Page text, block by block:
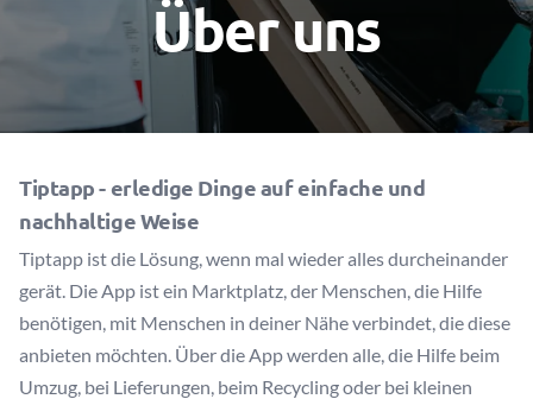
Über uns
Tiptapp - erledige Dinge auf einfache und
nachhaltige Weise
Tiptapp ist die Lösung, wenn mal wieder alles durcheinander
gerät. Die App ist ein Marktplatz, der Menschen, die Hilfe
benötigen, mit Menschen in deiner Nähe verbindet, die diese
anbieten möchten. Über die App werden alle, die Hilfe beim
Umzug, bei Lieferungen, beim Recycling oder bei kleinen